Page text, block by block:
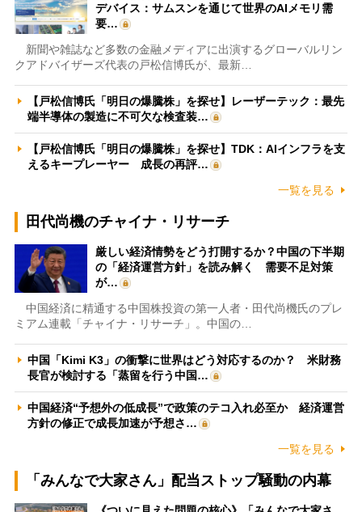
デバイス：サムスンを通じて世界のAIメモリ需
要…
新聞や雑誌など多数の金融メディアに出演するグローバルリン
クアドバイザーズ代表の戸松信博氏が、最新…
【戸松信博氏「明日の爆騰株」を探せ】レーザーテック：最先
端半導体の製造に不可欠な検査装…
【戸松信博氏「明日の爆騰株」を探せ】TDK：AIインフラを支
えるキープレーヤー 成長の再評…
一覧を見る
田代尚機のチャイナ・リサーチ
厳しい経済情勢をどう打開するか？中国の下半期
の「経済運営方針」を読み解く 需要不足対策
が…
中国経済に精通する中国株投資の第一人者・田代尚機氏のプレ
ミアム連載「チャイナ・リサーチ」。中国の…
中国「Kimi K3」の衝撃に世界はどう対応するのか？ 米財務
長官が検討する「蒸留を行う中国…
中国経済“予想外の低成長”で政策のテコ入れ必至か 経済運営
方針の修正で成長加速が予想さ…
一覧を見る
「みんなで大家さん」配当ストップ騒動の内幕